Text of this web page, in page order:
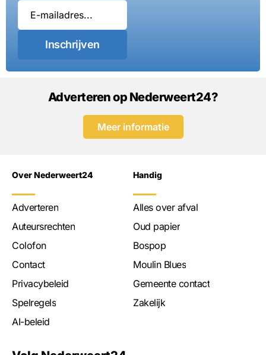
Inschrijven
Adverteren op Nederweert24?
Meer informatie
Over Nederweert24
Adverteren
Auteursrechten
Colofon
Contact
Privacybeleid
Spelregels
AI-beleid
Handig
Alles over afval
Oud papier
Bospop
Moulin Blues
Gemeente contact
Zakelijk